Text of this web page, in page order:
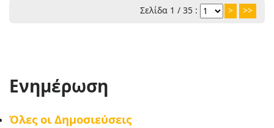
Σελίδα 1 / 35 : > >>
Ενημέρωση
Όλες οι Δημοσιεύσεις